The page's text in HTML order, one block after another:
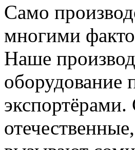
Само
многими
Наше
оборудование